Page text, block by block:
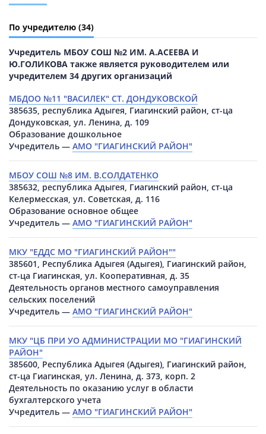
По учредителю (34)
Учредитель МБОУ СОШ №2 ИМ. А.АСЕЕВА И
Ю.ГОЛИКОВА также является руководителем или
учредителем 34 других организаций
МБДОО №11 "ВАСИЛЕК" СТ. ДОНДУКОВСКОЙ
385635, республика Адыгея, Гиагинский район, ст-ца
Дондуковская, ул. Ленина, д. 109
Образование дошкольное
Учредитель — АМО "ГИАГИНСКИЙ РАЙОН"
МБОУ СОШ №8 ИМ. В.СОЛДАТЕНКО
385632, республика Адыгея, Гиагинский район, ст-ца
Келермесская, ул. Советская, д. 116
Образование основное общее
Учредитель — АМО "ГИАГИНСКИЙ РАЙОН"
МКУ "ЕДДС МО "ГИАГИНСКИЙ РАЙОН""
385601, Республика Адыгея (Адыгея), Гиагинский район,
ст-ца Гиагинская, ул. Кооперативная, д. 35
Деятельность органов местного самоуправления
сельских поселений
Учредитель — АМО "ГИАГИНСКИЙ РАЙОН"
МКУ "ЦБ ПРИ УО АДМИНИСТРАЦИИ МО "ГИАГИНСКИЙ
РАЙОН"
385600, Республика Адыгея (Адыгея), Гиагинский район,
ст-ца Гиагинская, ул. Ленина, д. 373, корп. 2
Деятельность по оказанию услуг в области
бухгалтерского учета
Учредитель — АМО "ГИАГИНСКИЙ РАЙОН"